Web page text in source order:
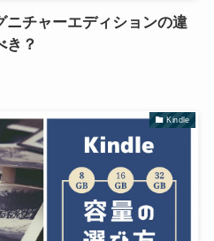
チャーエディションの違
き？
Kindle